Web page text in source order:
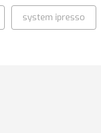
system ipresso